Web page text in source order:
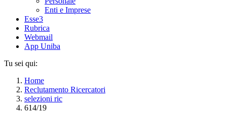
Enti e Imprese
Esse3
Rubrica
Webmail
App Uniba
Tu sei qui:
Home
Reclutamento Ricercatori
selezioni ric
614/19